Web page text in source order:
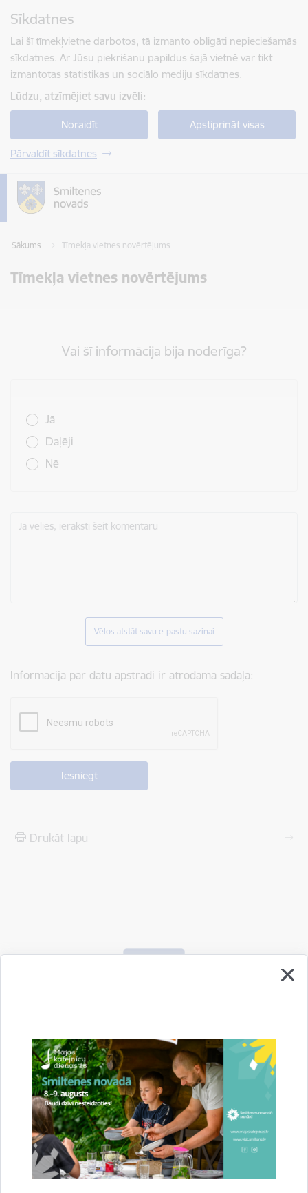
Sīkdatnes
Lai šī tīmekļvietne darbotos, tā izmanto obligāti nepieciešamās
sīkdatnes. Ar Jūsu piekrišanu papildus šajā vietnē var tikt
izmantotas statistikas un sociālo mediju sīkdatnes.
Lūdzu, atzīmējiet savu izvēli:
Noraidīt Apstiprināt visas
Pārvaldīt sīkdatnes
Sākums Tīmekļa vietnes novērtējums
Tīmekļa vietnes novērtējums
Vai šī informācija bija noderīga?
Jā
Daļēji
Nē
Ja vēlies, ieraksti šeit komentāru
Vēlos atstāt savu e-pastu saziņai
Informācija par datu apstrādi ir atrodama sadaļā:
Drukāt lapu
Vai šī informācija bija noderīga?
Sniegt atsauksmi